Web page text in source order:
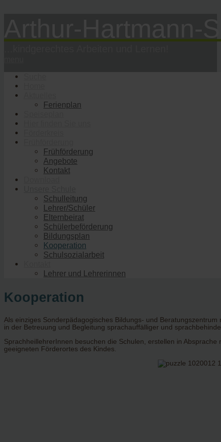
Ferienplan
Frühförderung
Angebote
Kontakt
Schulleitung
Lehrer/Schüler
Elternbeirat
Schülerbeförderung
Bildungsplan
Kooperation
Schulsozialarbeit
Lehrer und Lehrerinnen
Kooperation
Als einziges Sonderpädagogisches Bildungs- und
in der Betreuung und Begleitung sprachauffälliger und
SprachheillehrerInnen besuchen die Schulen, erstellen in
geeigneten Förderortes des Kindes.